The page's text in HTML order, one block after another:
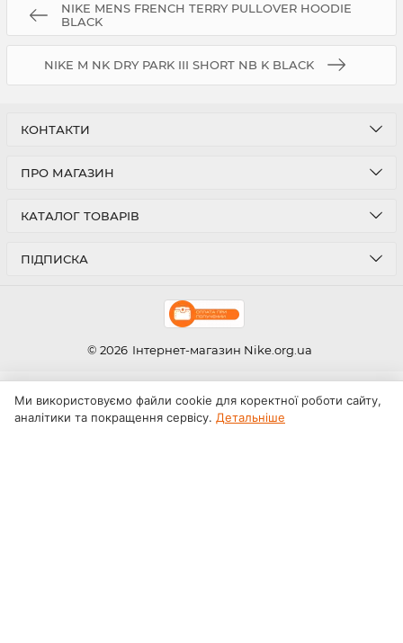
NIKE MENS FRENCH TERRY PULLOVER HOODIE
BLACK
NIKE M NK DRY PARK III SHORT NB K BLACK
КОНТАКТИ
ПРО МАГАЗИН
КАТАЛОГ ТОВАРІВ
ПІДПИСКА
© 2026 Інтернет-магазин Nike.org.ua
Ми використовуємо файли cookie для коректної роботи сайту,
аналітики та покращення сервісу. Детальніше